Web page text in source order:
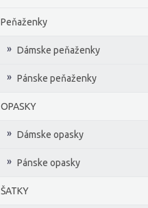
Peňaženky
Dámske peňaženky
Pánske peňaženky
OPASKY
Dámske opasky
Pánske opasky
ŠATKY